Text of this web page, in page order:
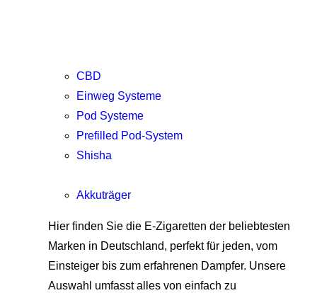
CBD
Einweg Systeme
Pod Systeme
Prefilled Pod-System
Shisha
Akkuträger
Hier finden Sie die E-Zigaretten der beliebtesten
Marken in Deutschland, perfekt für jeden, vom
Einsteiger bis zum erfahrenen Dampfer. Unsere
Auswahl umfasst alles von einfach zu